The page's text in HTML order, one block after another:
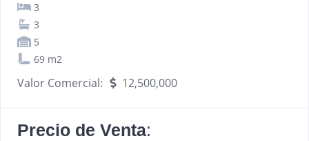
3
3
5
69 m2
Valor Comercial: 12,500,000
Precio de Venta: